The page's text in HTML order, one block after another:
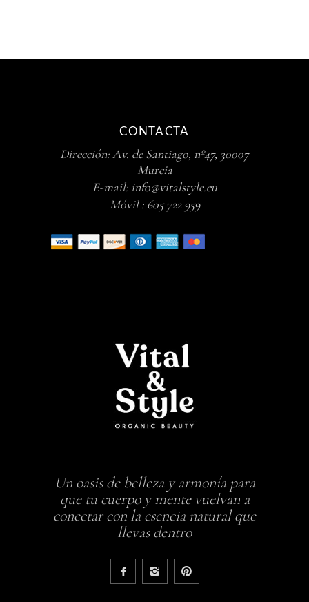
CONTACTA
Dirección:Av. de Santiago, nº47, 30007
Murcia
E-mail: info@vitalstyle.eu
Móvil : 605 722 959
Un oasis de belleza y armonía para
que tu cuerpo y mente vuelvan a
conectar con la esencia natural que
llevas dentro